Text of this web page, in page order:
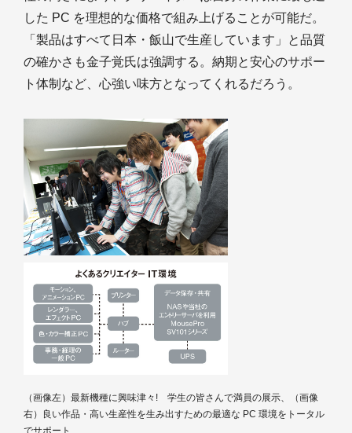
した PC を理想的な価格で組み上げることが可能だ。
「製品はすべて日本・飯山で生産しています」と品質
の確かさも金子覚氏は強調する。納期と安心のサポー
ト体制など、心強い味方となってくれるだろう。
（画像左）最新機種に興味津々! 学生の皆さんで満員の展示、（画像
右）良い作品・高い生産性を生み出すための最適な PC 環境をトータル
でサポート